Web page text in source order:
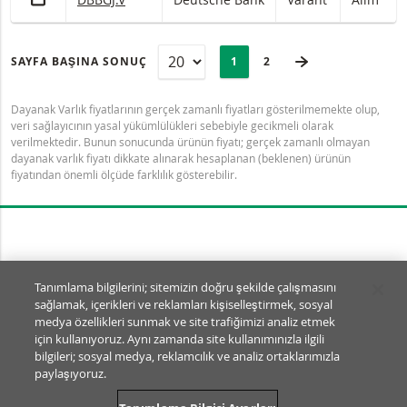
SAYFA BAŞINA SONUÇ
SAYFA
Selected:
PAGE
1 SON SAYFA
2
Dayanak Varlık fiyatlarının gerçek zamanlı fiyatları gösterilmemekte olup,
veri sağlayıcının yasal yükümlülükleri sebebiyle gecikmeli olarak
verilmektedir. Bunun sonucunda ürünün fiyatı; gerçek zamanlı olmayan
dayanak varlık fiyatı dikkate alınarak hesaplanan (beklenen) ürünün
fiyatından önemli ölçüde farklılık gösterebilir.
Tanımlama Bilgisi Ayarları
© BNP Paribas Markets 2026
SSSKullanım Şartları
Yasal Dokümanlar ve AçıklamalarGizlilik
Tanımlama bilgilerini; sitemizin doğru şekilde çalışmasını
sağlamak, içerikleri ve reklamları kişiselleştirmek, sosyal
medya özellikleri sunmak ve site trafiğimizi analiz etmek
için kullanıyoruz. Aynı zamanda site kullanımınızla ilgili
bilgileri; sosyal medya, reklamcılık ve analiz ortaklarımızla
paylaşıyoruz.